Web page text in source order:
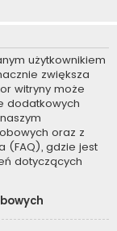
użytkownikiem
zwiększa
witryny może
dodatkowych
oraz z
(FAQ), gdzie jest
dotyczących